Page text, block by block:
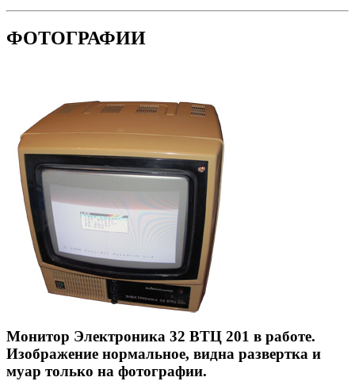
ФОТОГРАФИИ
Монитор Электроника 32 ВТЦ 201 в работе.
Изображение нормальное, видна развертка и
муар только на фотографии.